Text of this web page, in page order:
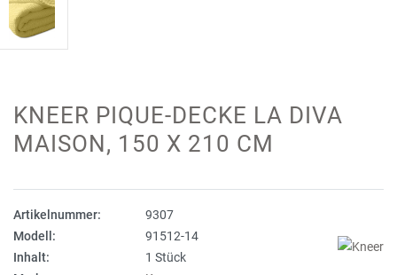
KNEER PIQUE-DECKE LA DIVA
MAISON, 150 X 210 CM
Artikelnummer:
9307
Modell:
91512-14
Inhalt:
1 Stück